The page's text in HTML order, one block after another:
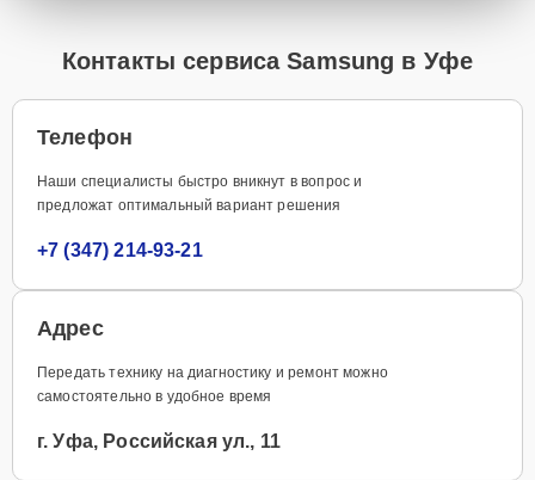
Контакты сервиса Samsung в Уфе
Телефон
Наши специалисты быстро вникнут в вопрос и
предложат оптимальный вариант решения
+7 (347) 214-93-21
Адрес
Передать технику на диагностику и ремонт можно
самостоятельно в удобное время
г. Уфа, Российская ул., 11